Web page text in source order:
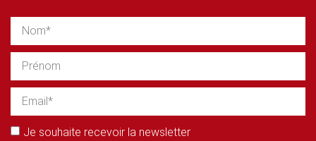
Je souhaite recevoir la newsletter